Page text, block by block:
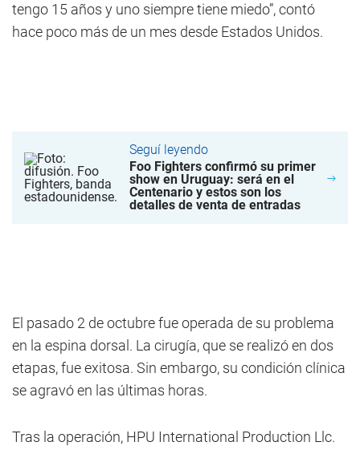
tengo 15 años y uno siempre tiene miedo”, contó
hace poco más de un mes desde Estados Unidos.
Seguí leyendo
Foo Fighters confirmó su primer
show en Uruguay: será en el
Centenario y estos son los
detalles de venta de entradas
El pasado 2 de octubre fue operada de su problema
en la espina dorsal. La cirugía, que se realizó en dos
etapas, fue exitosa. Sin embargo, su condición clínica
se agravó en las últimas horas.
Tras la operación, HPU International Production Llc.